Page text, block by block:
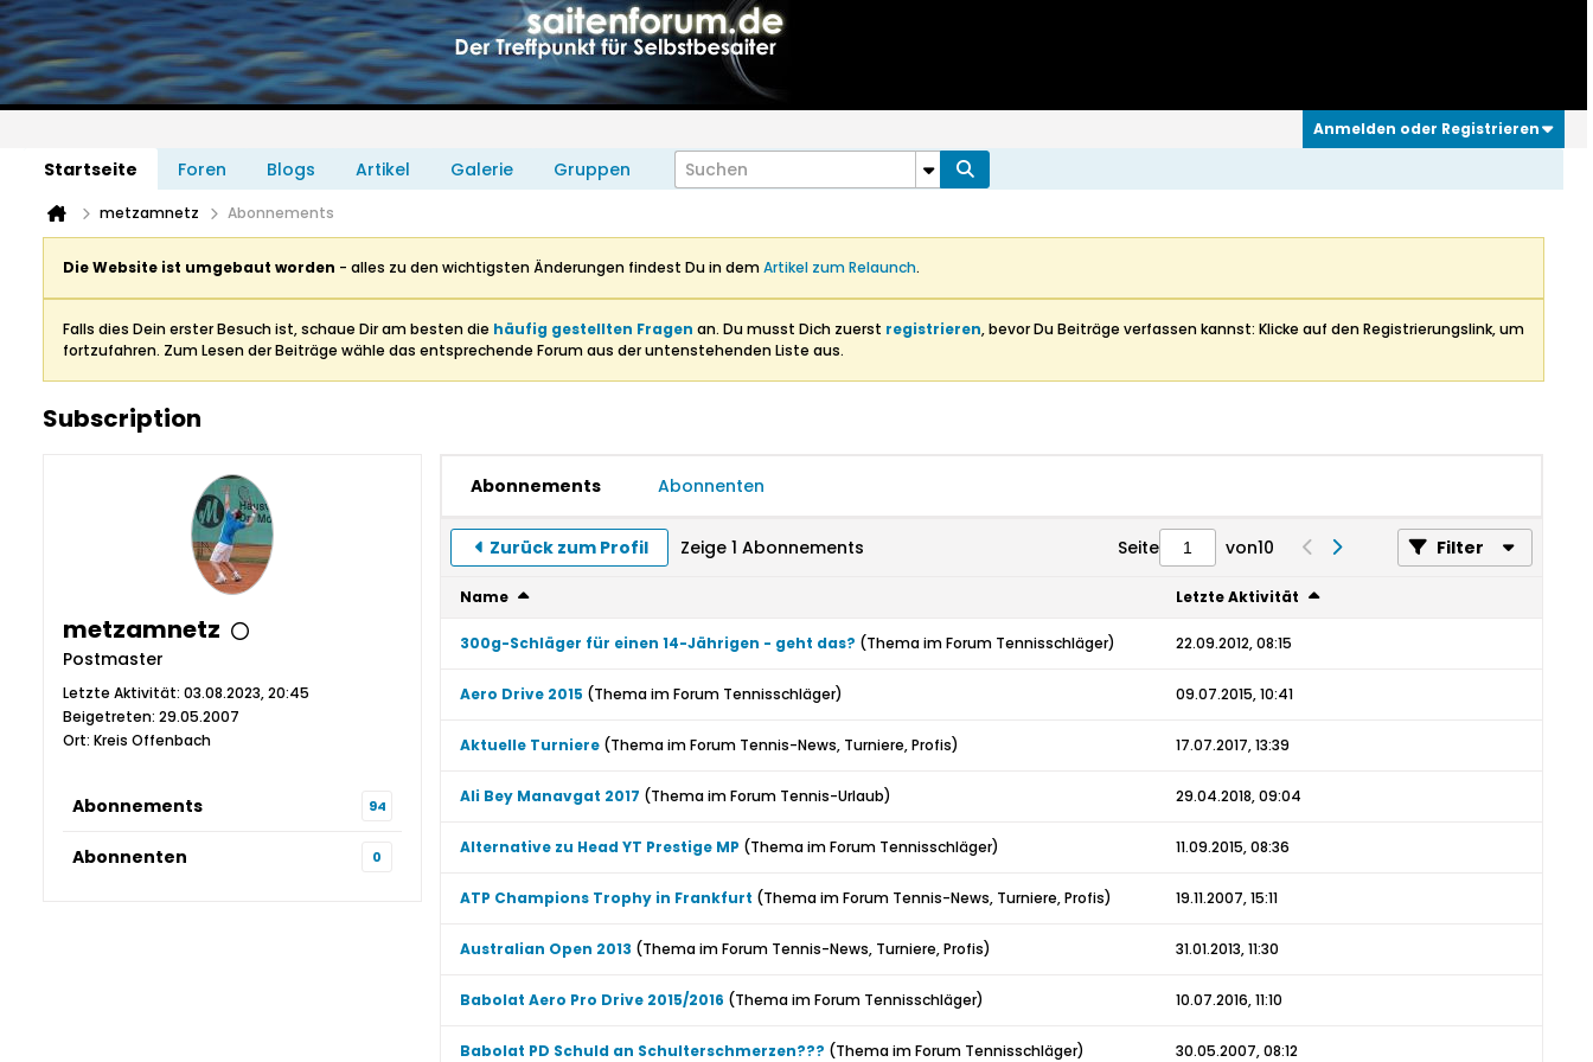
Anmelden oder Registrieren
Startseite Foren Blogs Artikel Galerie Gruppen
metzamnetz Abonnements
Die Website ist umgebaut worden - alles zu den wichtigsten Änderungen findest Du in demArtikel zum Relaunch.
Falls dies Dein erster Besuch ist, schaue Dir am besten die häufig gestellten Fragen an. Du musst Dich zuerst registrieren, bevor Du Beiträge verfassen kannst: Klicke auf den Registrierungslink, um
fortzufahren. Zum Lesen der Beiträge wähle das entsprechende Forum aus der untenstehenden Liste aus.
Subscription
metzamnetz
Postmaster
Letzte Aktivität: 03.08.2023, 20:45
Beigetreten: 29.05.2007
Ort: Kreis Offenbach
Abonnements 94
Abonnenten 0
Abonnements Abonnenten
Zurück zum Profil Zeige 1 Abonnements Seite von10 Filter
Name Letzte Aktivität
300g-Schläger für einen 14-Jährigen - geht das? (Thema im Forum Tennisschläger) 22.09.2012, 08:15
Aero Drive 2015 (Thema im Forum Tennisschläger) 09.07.2015, 10:41
Aktuelle Turniere (Thema im Forum Tennis-News, Turniere, Profis) 17.07.2017, 13:39
Ali Bey Manavgat 2017 (Thema im Forum Tennis-Urlaub) 29.04.2018, 09:04
Alternative zu Head YT Prestige MP (Thema im Forum Tennisschläger) 11.09.2015, 08:36
ATP Champions Trophy in Frankfurt (Thema im Forum Tennis-News, Turniere, Profis) 19.11.2007, 15:11
Australian Open 2013 (Thema im Forum Tennis-News, Turniere, Profis) 31.01.2013, 11:30
Babolat Aero Pro Drive 2015/2016 (Thema im Forum Tennisschläger) 10.07.2016, 11:10
Babolat PD Schuld an Schulterschmerzen??? (Thema im Forum Tennisschläger) 30.05.2007, 08:12